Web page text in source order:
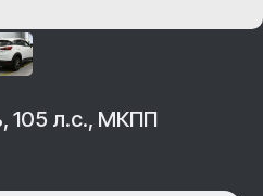
105 л.с., МКПП